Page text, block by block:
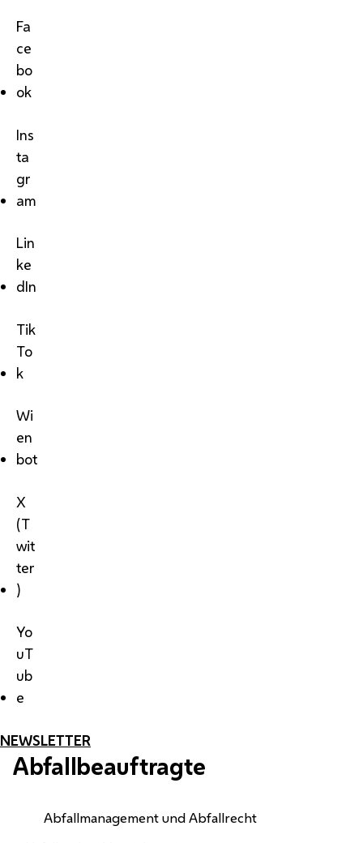
Fa
ce
bo
ok
Ins
ta
gr
am
Lin
ke
dIn
Tik
To
k
Wi
en
bot
X
(T
wit
ter
)
Yo
uT
ub
e
NEWSLETTER
Abfallbeauftragte
Abfallmanagement und Abfallrecht